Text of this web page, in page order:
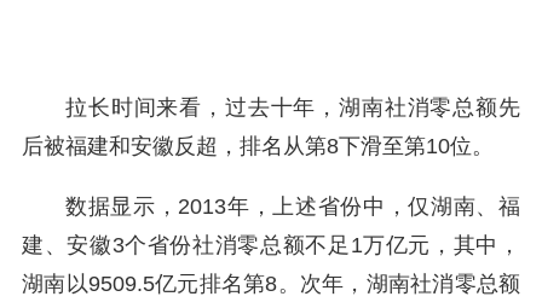
拉长时间来看，过去十年，湖南社消零总额先
后被福建和安徽反超，排名从第8下滑至第10位。
数据显示，2013年，上述省份中，仅湖南、福
建、安徽3个省份社消零总额不足1万亿元，其中，
湖南以9509.5亿元排名第8。次年，湖南社消零总额